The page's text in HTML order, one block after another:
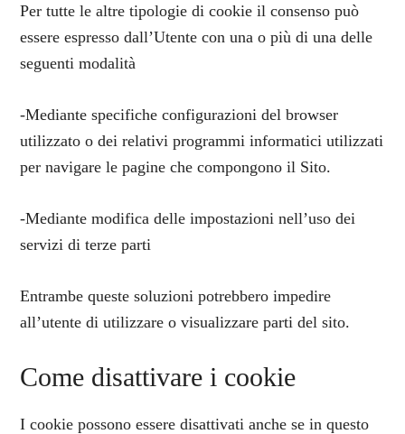
Per tutte le altre tipologie di cookie il consenso può
essere espresso dall’Utente con una o più di una delle
seguenti modalità
-Mediante specifiche configurazioni del browser
utilizzato o dei relativi programmi informatici utilizzati
per navigare le pagine che compongono il Sito.
-Mediante modifica delle impostazioni nell’uso dei
servizi di terze parti
Entrambe queste soluzioni potrebbero impedire
all’utente di utilizzare o visualizzare parti del sito.
Come disattivare i cookie
I cookie possono essere disattivati anche se in questo